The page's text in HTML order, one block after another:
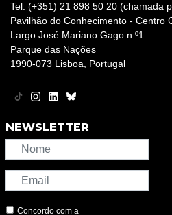
Tel: (+351) 21 898 50 20 (chamada
Pavilhão do Conhecimento - Centro
Largo José Mariano Gago n.º1
Parque das Nações
1990-073 Lisboa, Portugal
NEWSLETTER
Concordo com a